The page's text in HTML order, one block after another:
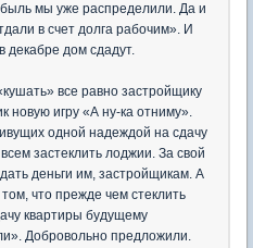
мы уже распределили. Да и
в счет долга рабочим». И
декабре дом сдадут.
все равно застройщику
новую игру «А ну-ка отниму».
одной надеждой на сдачу
застеклить лоджии. За свой
деньги им, застройщикам. А
что прежде чем стеклить
квартиры будущему
Добровольно предложили.